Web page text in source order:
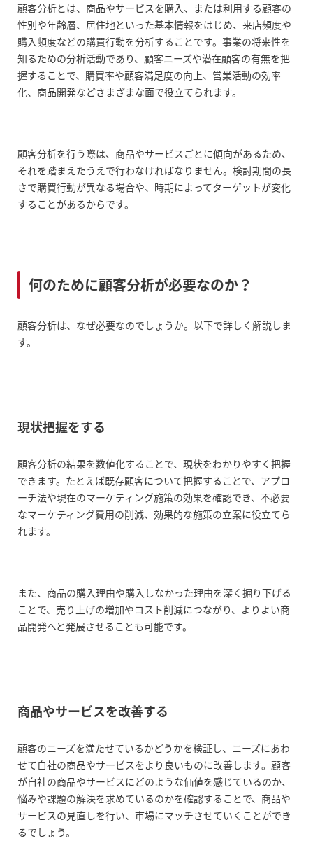
商品やサービスを改善する
業績を上げる
顧客分析で押さえるべき基本項目
顧客ニーズの把握
購買までの意思決定プロセス
セグメンテーション分析
RFM分析
顧客分析を売上に繋げるための注意点
まとめ
顧客分析とは、商品やサービスを購入、または利用する顧客の
性別や年齢層、居住地といった基本情報をはじめ、来店頻度や
購入頻度などの購買行動を分析することです。事業の将来性を
知るための分析活動であり、顧客ニーズや潜在顧客の有無を把
握することで、購買率や顧客満足度の向上、営業活動の効率
化、商品開発などさまざまな面で役立てられます。
顧客分析を行う際は、商品やサービスごとに傾向があるため、
それを踏まえたうえで行わなければなりません。検討期間の長
さで購買行動が異なる場合や、時期によってターゲットが変化
することがあるからです。
何のために顧客分析が必要なのか？
顧客分析は、なぜ必要なのでしょうか。以下で詳しく解説しま
す。
現状把握をする
顧客分析の結果を数値化することで、現状をわかりやすく把握
できます。たとえば既存顧客について把握することで、アプロ
ーチ法や現在のマーケティング施策の効果を確認でき、不必要
なマーケティング費用の削減、効果的な施策の立案に役立てら
れます。
また、商品の購入理由や購入しなかった理由を深く掘り下げる
ことで、売り上げの増加やコスト削減につながり、よりよい商
品開発へと発展させることも可能です。
商品やサービスを改善する
顧客のニーズを満たせているかどうかを検証し、ニーズにあわ
せて自社の商品やサービスをより良いものに改善します。顧客
が自社の商品やサービスにどのような価値を感じているのか、
悩みや課題の解決を求めているのかを確認することで、商品や
サービスの見直しを行い、市場にマッチさせていくことができ
るでしょう。